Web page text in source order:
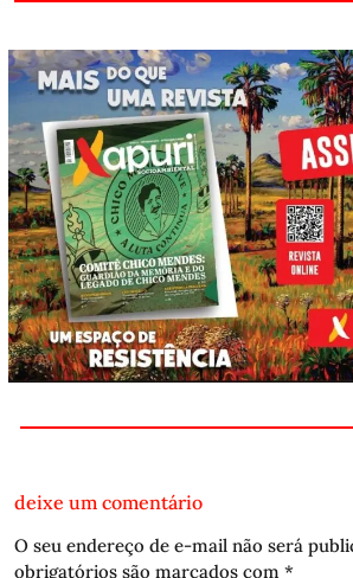
deixe um comentário
O seu endereço de e-mail não será
obrigatórios são marcados com *